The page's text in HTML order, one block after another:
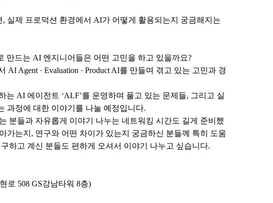
실제 프로덕션 환경에서 AI가 어떻게 활용되는지 궁금해지는
만드는 AI 엔지니어들은 어떤 고민을 하고 있을까요?
Agent · Evaluation · Product AI를 만들며 겪고 있는 고민과 경
는 AI 에이전트 ‘ALF’를 운영하며 풀고 있는 문제들, 그리고 실
과정에 대한 이야기를 나눌 예정입니다.
분들과 자유롭게 이야기 나누는 네트워킹 시간도 길게 준비했
가는지, 연구와 어떤 차이가 있는지 궁금하신 분들께 특히 도움
하고 계신 분들도 편하게 오셔서 이야기 나누고 싶습니다.
로 508 GS강남타워 8층)